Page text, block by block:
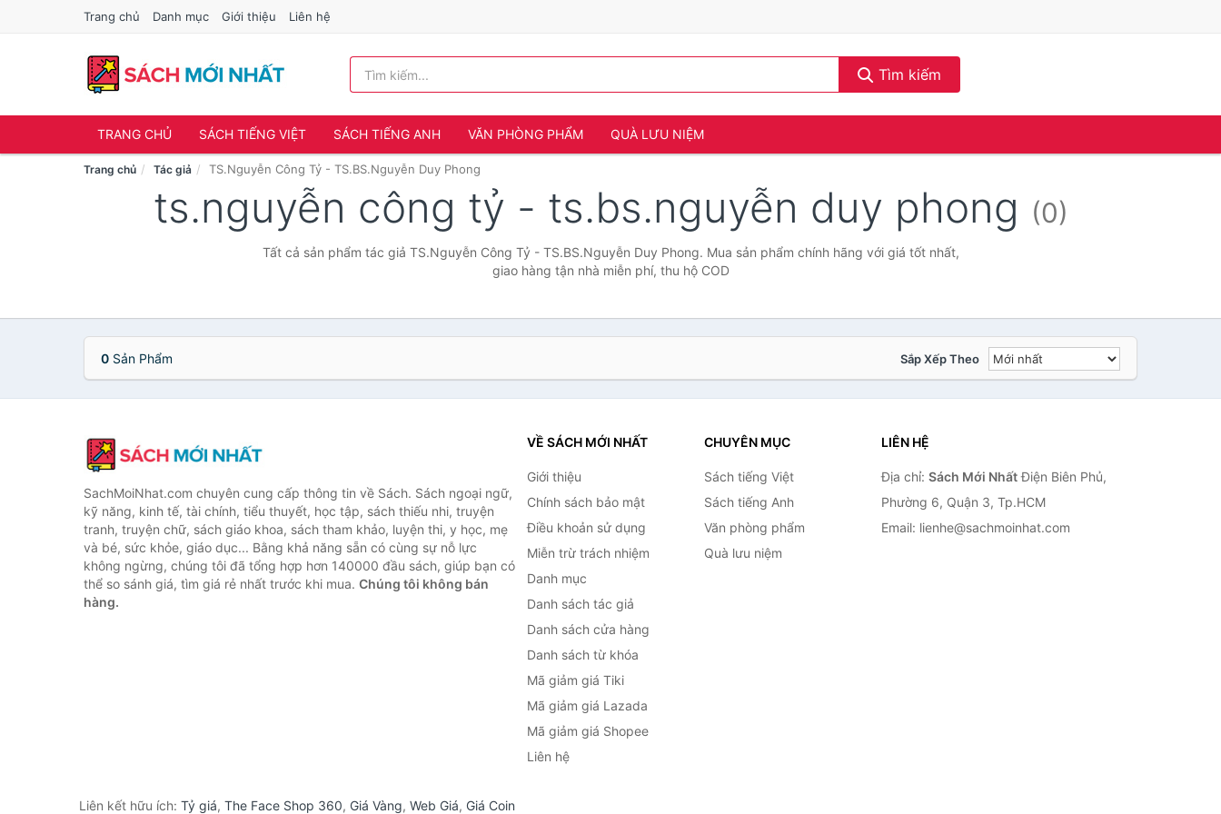
Trang chủ Danh mục Giới thiệu Liên hệ
Tìm kiếm
TRANG CHỦ SÁCH TIẾNG VIỆT SÁCH TIẾNG ANH VĂN PHÒNG PHẨM QUÀ LƯU NIỆM
Trang chủ Tác giả TS.Nguyễn Công Tỷ - TS.BS.Nguyễn Duy Phong
ts.nguyễn công tỷ - ts.bs.nguyễn duy phong (0)
Tất cả sản phẩm tác giả TS.Nguyễn Công Tỷ - TS.BS.Nguyễn Duy Phong. Mua sản phẩm chính hãng với giá tốt nhất,
giao hàng tận nhà miễn phí, thu hộ COD
0 Sản Phẩm Sắp Xếp Theo
SachMoiNhat.com chuyên cung cấp thông tin về Sách. Sách ngoại ngữ,
kỹ năng, kinh tế, tài chính, tiểu thuyết, học tập, sách thiếu nhi, truyện
tranh, truyện chữ, sách giáo khoa, sách tham khảo, luyện thi, y học, mẹ
và bé, sức khỏe, giáo dục... Bằng khả năng sẵn có cùng sự nỗ lực
không ngừng, chúng tôi đã tổng hợp hơn 140000 đầu sách, giúp bạn có
thể so sánh giá, tìm giá rẻ nhất trước khi mua. Chúng tôi không bán
hàng.
VỀ SÁCH MỚI NHẤT
Giới thiệu
Chính sách bảo mật
Điều khoản sử dụng
Miễn trừ trách nhiệm
Danh mục
Danh sách tác giả
Danh sách cửa hàng
Danh sách từ khóa
Mã giảm giá Tiki
Mã giảm giá Lazada
Mã giảm giá Shopee
Liên hệ
CHUYÊN MỤC
Sách tiếng Việt
Sách tiếng Anh
Văn phòng phẩm
Quà lưu niệm
LIÊN HỆ
Địa chỉ: Sách Mới NhấtĐiện Biên Phủ,
Phường 6, Quận 3, Tp.HCM
Email: lienhe@sachmoinhat.com
Liên kết hữu ích: Tỷ giá, The Face Shop 360, Giá Vàng, Web Giá, Giá Coin